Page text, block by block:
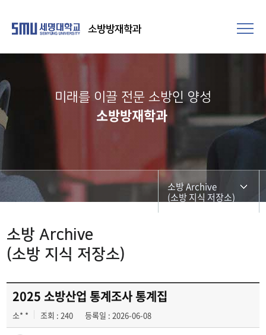
소방방재학과
미래를 이끌 전문 소방인 양성
소방방재학과
소방 Archive
(소방 지식 저장소)
소방 Archive
(소방 지식 저장소)
소방 Archive
(소방 지식 저장소)
2025 소방산업 통계조사 통계집
소* * 조회 : 240 등록일 : 2026-06-08